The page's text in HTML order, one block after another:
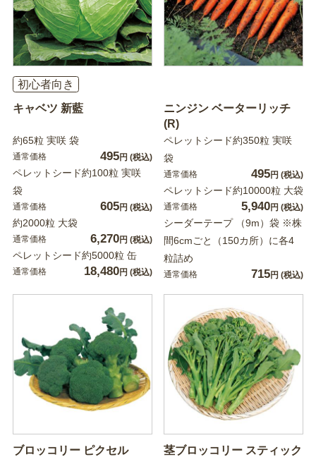
初心者向き
キャベツ 新藍
約65粒 実咲 袋
通常価格 495円 (税込)
ペレットシード約100粒 実咲
袋
通常価格 605円 (税込)
約2000粒 大袋
通常価格 6,270円 (税込)
ペレットシード約5000粒 缶
通常価格 18,480円 (税込)
ニンジン ベーターリッチ
(R)
ペレットシード約350粒 実咲
袋
通常価格 495円 (税込)
ペレットシード約10000粒 大袋
通常価格 5,940円 (税込)
シーダーテープ （9m）袋 ※株
間6cmごと（150カ所）に各4
粒詰め
通常価格 715円 (税込)
ブロッコリー ピクセル
茎ブロッコリー スティック